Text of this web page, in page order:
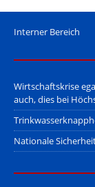
Interner Bereich
Wirtschaftskrise
auch, dies bei
Nationale